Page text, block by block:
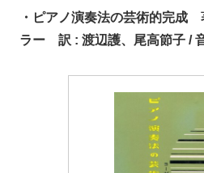
・ピアノ演奏法の芸術的完成
ラー 訳 : 渡辺護、尾高節子 /